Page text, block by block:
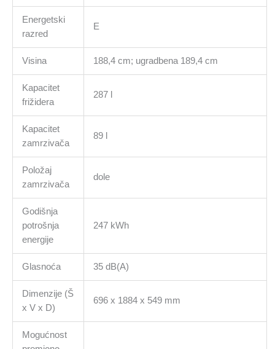
Energetski
razred
E
Visina 188,4 cm; ugradbena 189,4 cm
Kapacitet
frižidera
287 l
Kapacitet
zamrzivača
89 l
Položaj
zamrzivača
dole
Godišnja
potrošnja
energije
247 kWh
Glasnoća 35 dB(A)
Dimenzije (Š
x V x D)
696 x 1884 x 549 mm
Mogućnost